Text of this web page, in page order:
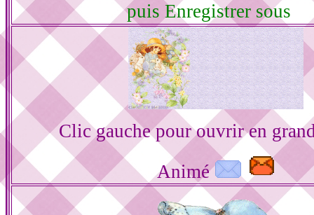
puis Enregistrer sous
Clic gauche pour ouvrir en
Animé